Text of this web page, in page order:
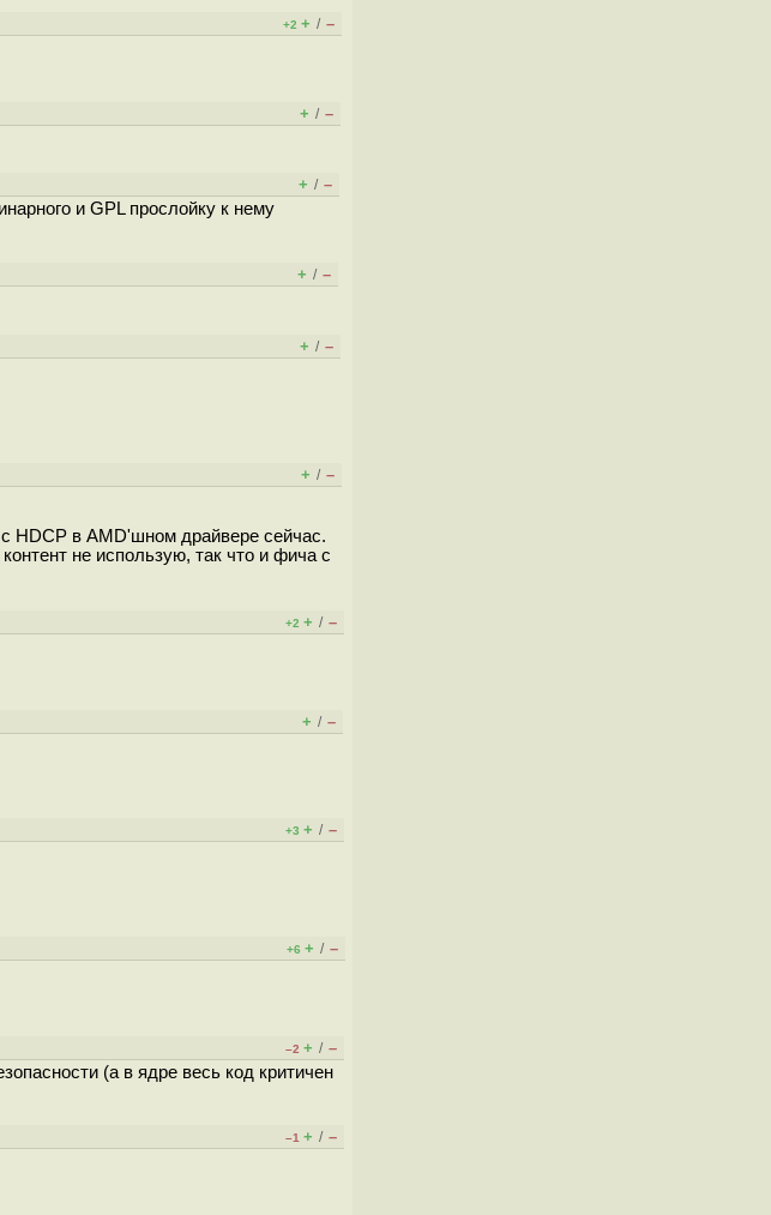
+2 + / –
+ / –
+ / –
и GPL прослойку к нему
+ / –
+ / –
+ / –
HDCP в AMD'шном драйвере сейчас.
не использую, так что и фича с
+2 + / –
+ / –
+3 + / –
+6 + / –
–2 + / –
(а в ядре весь код критичен
–1 + / –